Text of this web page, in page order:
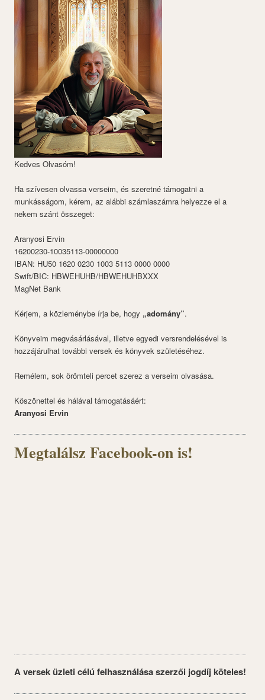
Kedves Olvasóm!
Ha szívesen olvassa verseim, és szeretné támogatni a
munkásságom, kérem, az alábbi számlaszámra helyezze el a
nekem szánt összeget:
Aranyosi Ervin
16200230-10035113-00000000
IBAN: HU50 1620 0230 1003 5113 0000 0000
Swift/BIC: HBWEHUHB/HBWEHUHBXXX
MagNet Bank
Kérjem, a közleménybe írja be, hogy „adomány”.
Könyveim megvásárlásával, illetve egyedi versrendelésével is
hozzájárulhat további versek és könyvek születéséhez.
Remélem, sok örömteli percet szerez a verseim olvasása.
Köszönettel és hálával támogatásáért:
Aranyosi Ervin
Megtalálsz Facebook-on is!
A versek üzleti célú felhasználása szerzői jogdíj köteles!